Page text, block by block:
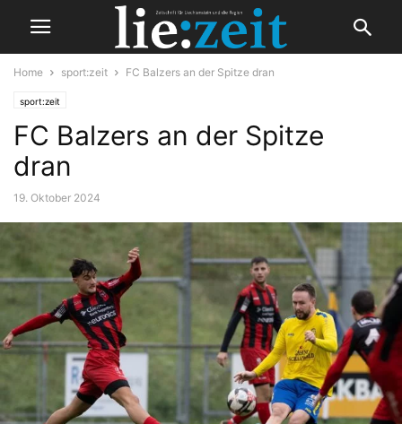
Home sport:zeit FC Balzers an der Spitze dran
sport:zeit
FC Balzers an der Spitze
dran
19. Oktober 2024